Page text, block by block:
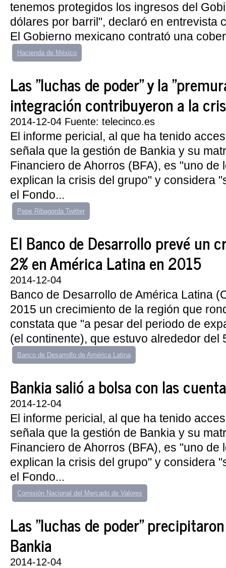
tenemos protegidos los ingresos del
dólares por barril", declaró en entrevista
El Gobierno mexicano contrató una
Hacienda de México
Las "luchas de poder" y la
integración contribuyeron a la
2014-12-04 Fuente: telecinco.es
El informe pericial, al que ha tenido
señala que la gestión de Bankia y su
Financiero de Ahorros (BFA), es "uno de
explican la crisis del grupo" y considera
el Fondo...
Pepe Ribagorda Twitter
El Banco de Desarrollo prevé un
2% en América Latina en 2015
2014-12-04
Banco de Desarrollo de América Latina
2015 un crecimiento de la región que
constata que "a pesar del periodo de
(el continente), que estuvo alrededor del
Banco de Desarrollo de América Latina
Bankia salió a bolsa con las
2014-12-04
El informe pericial, al que ha tenido
señala que la gestión de Bankia y su
Financiero de Ahorros (BFA), es "uno de
explican la crisis del grupo" y considera
el Fondo...
Comisión Nacional del Mercado de Valores
Las "luchas de poder"
Bankia
2014-12-04